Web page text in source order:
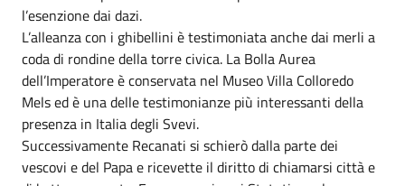
l’esenzione dai dazi.
L’alleanza con i ghibellini è testimoniata anche dai merli a
coda di rondine della torre civica. La Bolla Aurea
dell’Imperatore è conservata nel Museo Villa Colloredo
Mels ed è una delle testimonianze più interessanti della
presenza in Italia degli Svevi.
Successivamente Recanati si schierò dalla parte dei
vescovi e del Papa e ricevette il diritto di chiamarsi città e